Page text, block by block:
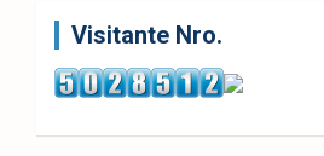
Visitante Nro.